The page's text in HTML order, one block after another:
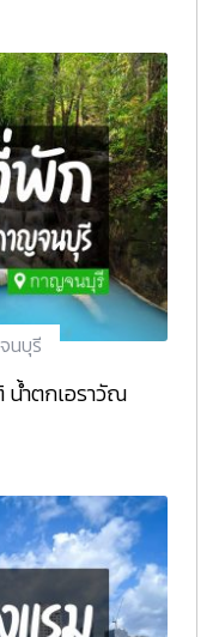
นบุรี
น้ำตกเอราวัณ